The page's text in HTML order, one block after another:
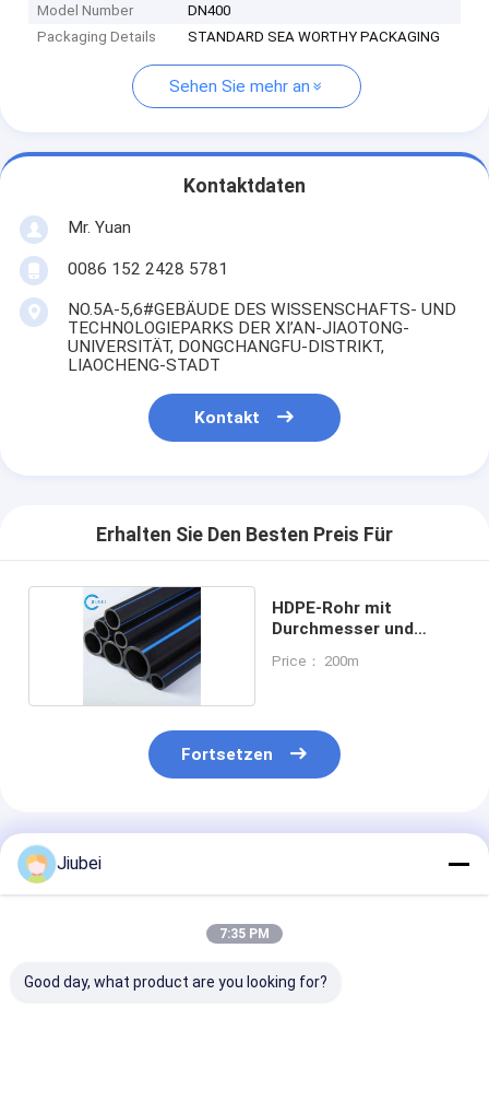
Model Number
DN400
Packaging Details
STANDARD SEA WORTHY PACKAGING
Sehen Sie mehr an
Kontaktdaten
Mr. Yuan
0086 152 2428 5781
NO.5A-5,6#GEBÄUDE DES WISSENSCHAFTS- UND
TECHNOLOGIEPARKS DER XI’AN-JIAOTONG-
UNIVERSITÄT, DONGCHANGFU-DISTRIKT,
LIAOCHENG-STADT
Kontakt
Erhalten Sie Den Besten Preis Für
HDPE-Rohr mit
Durchmesser und
Price： 200m
Fortsetzen
Empfohlene Produkte
Jiubei
7:35 PM
Good day, what product are you looking for?